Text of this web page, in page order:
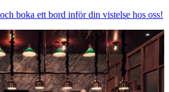
boka ett bord inför din vistelse hos oss!